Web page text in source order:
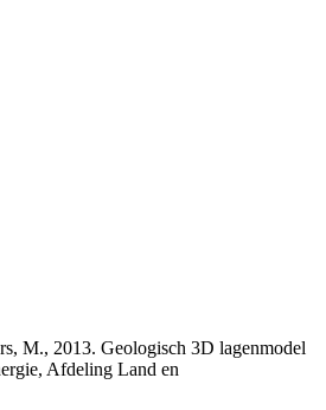
M., 2013. Geologisch 3D lagenmodel
Afdeling Land en